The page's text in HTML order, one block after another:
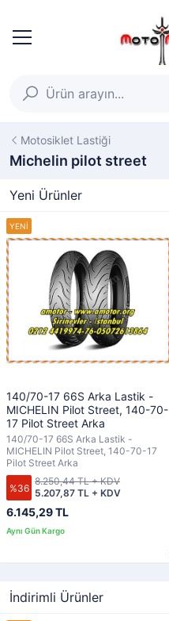
Motosiklet Lastiği
Michelin pilot street
Yeni Ürünler
140/70-17 66S Arka Lastik -
MICHELIN Pilot Street, 140-70-
17 Pilot Street Arka
140/70-17 66S Arka Lastik -
MICHELIN Pilot Street, 140-70-17
Pilot Street Arka
%36
6.145,29 TL
5.207,87 TL + KDV
8.250,44 TL + KDV
İndirimli Ürünler